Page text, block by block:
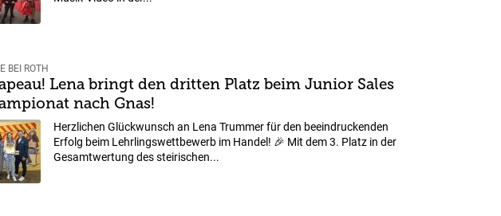
BEI ROTH
Lena bringt den dritten Platz beim Junior Sales
nach Gnas!
Herzlichen Glückwunsch an Lena Trummer für den beeindruckenden
Erfolg beim Lehrlingswettbewerb im Handel! 🎉 Mit dem 3. Platz in der
Gesamtwertung des steirischen...